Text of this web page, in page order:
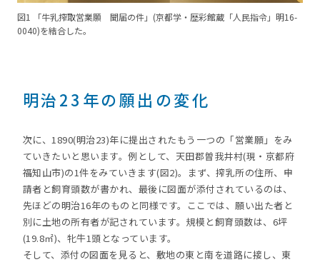
図1 「牛乳搾取営業願 聞届の件」(京都学・歴彩館蔵「人民指令」明16-
0040)を結合した。
明治23年の願出の変化
次に、1890(明治23)年に提出されたもう一つの「営業願」をみ
ていきたいと思います。例として、天田郡曽我井村(現・京都府
福知山市)の1件をみていきます(図2)。まず、搾乳所の住所、申
請者と飼育頭数が書かれ、最後に図面が添付されているのは、
先ほどの明治16年のものと同様です。ここでは、願い出た者と
別に土地の所有者が記されています。規模と飼育頭数は、6坪
(19.8㎡)、牝牛1頭となっています。
そして、添付の図面を見ると、敷地の東と南を道路に接し、東